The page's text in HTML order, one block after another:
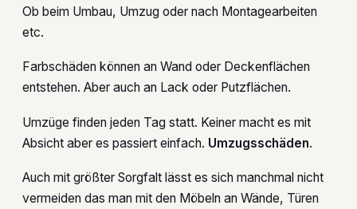
Ob beim Umbau, Umzug oder nach Montagearbeiten
etc.
Farbschäden können an Wand oder Deckenflächen
entstehen. Aber auch an Lack oder Putzflächen.
Umzüge finden jeden Tag statt. Keiner macht es mit
Absicht aber es passiert einfach. Umzugsschäden.
Auch mit größter Sorgfalt lässt es sich manchmal nicht
vermeiden das man mit den Möbeln an Wände, Türen